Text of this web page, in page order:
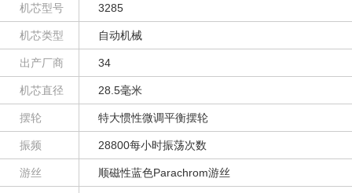
机芯型号 3285
机芯类型 自动机械
出产厂商 34
机芯直径 28.5毫米
摆轮 特大惯性微调平衡摆轮
振频 28800每小时振荡次数
游丝 顺磁性蓝色Parachrom游丝